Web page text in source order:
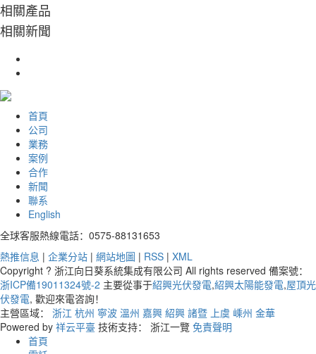
相關產品
相關新聞
首頁
公司
業務
案例
合作
新聞
聯系
English
全球客服熱線電話：0575-88131653
熱推信息 | 企業分站 | 網站地圖 | RSS | XML
Copyright ? 浙江向日葵系統集成有限公司 All rights reserved 備案號：
浙ICP備19011324號-2 主要從事于紹興光伏發電,紹興太陽能發電,屋頂光
伏發電, 歡迎來電咨詢！
主營區域： 浙江 杭州 寧波 溫州 嘉興 紹興 諸暨 上虞 嵊州 金華
Powered by 祥云平臺 技術支持： 浙江一覽 免責聲明
首頁